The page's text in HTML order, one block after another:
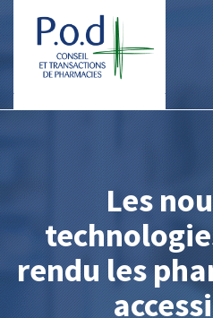
Les
rendu les